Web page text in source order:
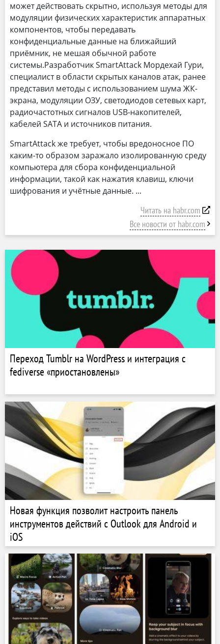
может действовать скрытно, используя методы для
модуляции физических характеристик аппаратных
компонентов, чтобы передавать
конфиденциальные данные на ближайший
приёмник, не мешая обычной работе
системы.Разработчик SmartAttack Мордехай Гури,
специалист в области скрытых каналов атак, ранее
представил методы с использованием шума ЖК-
экрана, модуляции ОЗУ, светодиодов сетевых карт,
радиочастотных сигналов USB-накопителей,
кабелей SATA и источников питания.
SmartAttack же требует, чтобы вредоносное ПО
каким-то образом заражало изолированную среду
компьютера для сбора конфиденциальной
информации, такой как нажатия клавиш, ключи
шифрования и учётные данные.
Читать на habr.com
Все новости от habr.com
Переход Tumblr на WordPress и интеграция с
fediverse «приостановлены»
Новая функция позволит настроить панель
инструментов действий с Outlook для Android и
iOS